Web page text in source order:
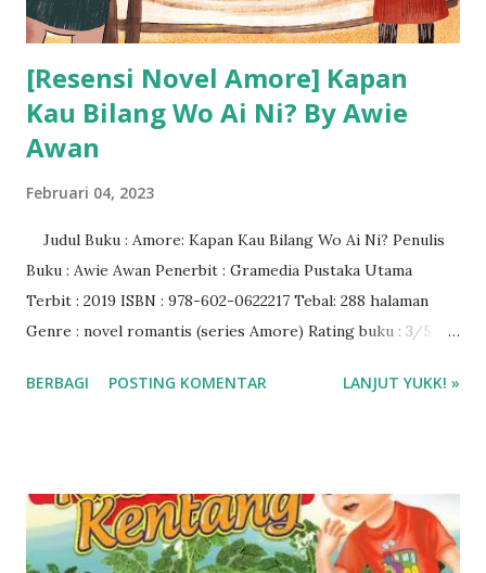
[Resensi Novel Amore] Kapan
Kau Bilang Wo Ai Ni? By Awie
Awan
Februari 04, 2023
Judul Buku : Amore: Kapan Kau Bilang Wo Ai Ni? Penulis
Buku : Awie Awan Penerbit : Gramedia Pustaka Utama
Terbit : 2019 ISBN : 978-602-0622217 Tebal: 288 halaman
Genre : novel romantis (series Amore) Rating buku : 3/5 🌟
❤️
BERBAGI POSTING KOMENTAR LANJUT YUKK! »